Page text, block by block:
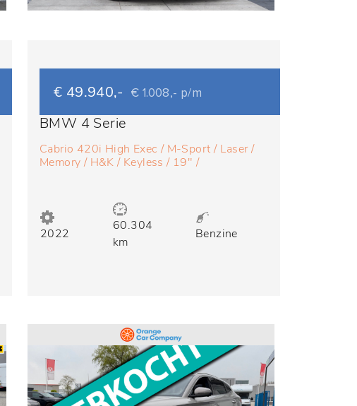
€ 49.940,- € 1.008,- p/m
BMW 4 Serie
Cabrio 420i High Exec / M-Sport / Laser /
Memory / H&K / Keyless / 19" /
2022
60.304
km
Benzine